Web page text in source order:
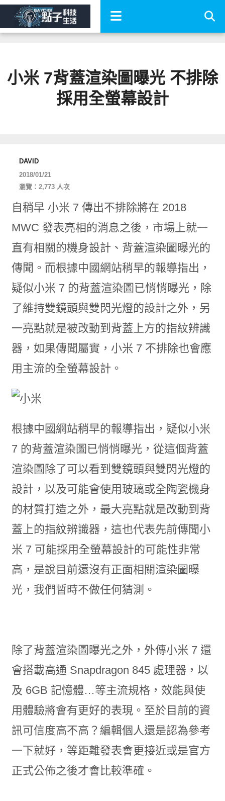
小米 7背蓋渲染圖曝光 不排除
採用全螢幕設計
DAVID
2018/01/21
瀏覽：2,773 人次
自稍早 小米 7 傳出不排除將在 2018
MWC 發表亮相的消息之後，市場上就一
直有相關的機身設計、背蓋渲染圖曝光的
傳聞。而根據中國網站稍早的報導指出，
疑似小米 7 的背蓋渲染圖已悄悄曝光，除
了維持雙鏡頭與雙閃光燈的設計之外，另
一亮點就是被改動到背蓋上方的指紋辨識
器，如果傳聞屬實，小米 7 不排除也會應
用主流的全螢幕設計。
根據中國網站稍早的報導指出，疑似小米
7 的背蓋渲染圖已悄悄曝光，從這個背蓋
渲染圖除了可以看到雙鏡頭與雙閃光燈的
設計，以及可能會使用玻璃或全陶瓷機身
的材質打造之外，最大亮點就是改動到背
蓋上的指紋辨識器，這也代表先前傳聞小
米 7 可能採用全螢幕設計的可能性非常
高，是說目前還沒有正面相關渲染圖曝
光，我們暫時不做任何猜測。
除了背蓋渲染圖曝光之外，外傳小米 7 還
會搭載高通 Snapdragon 845 處理器，以
及 6GB 記憶體…等主流規格，效能與使
用體驗將會有更好的表現。至於目前的資
訊可信度高不高？編輯個人還是認為參考
一下就好，等距離發表會更接近或是官方
正式公佈之後才會比較準確。